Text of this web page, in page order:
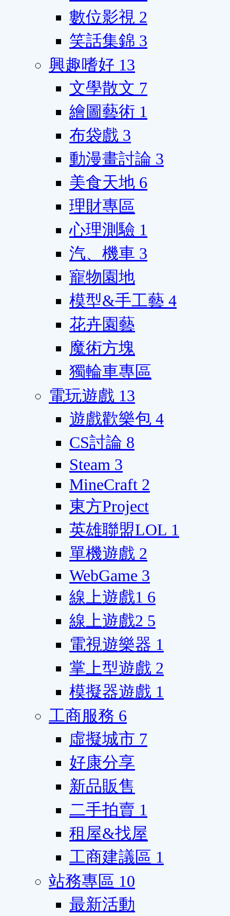
數位影視 2
笑話集錦 3
興趣嗜好 13
文學散文 7
繪圖藝術 1
布袋戲 3
動漫畫討論 3
美食天地 6
理財專區
心理測驗 1
汽、機車 3
寵物園地
模型&手工藝 4
花卉園藝
魔術方塊
獨輪車專區
電玩遊戲 13
遊戲歡樂包 4
CS討論 8
Steam 3
MineCraft 2
東方Project
英雄聯盟LOL 1
單機遊戲 2
WebGame 3
線上遊戲1 6
線上遊戲2 5
電視遊樂器 1
掌上型遊戲 2
模擬器遊戲 1
工商服務 6
虛擬城市 7
好康分享
新品販售
二手拍賣 1
租屋&找屋
工商建議區 1
站務專區 10
最新活動